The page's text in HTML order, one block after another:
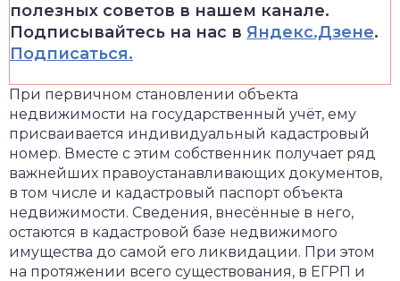
полезных советов в нашем канале.
Подписывайтесь на нас в Яндекс.Дзене.
Подписаться.
При первичном становлении объекта
недвижимости на государственный учёт, ему
присваивается индивидуальный кадастровый
номер. Вместе с этим собственник получает ряд
важнейших правоустанавливающих документов,
в том числе и кадастровый паспорт объекта
недвижимости. Сведения, внесённые в него,
остаются в кадастровой базе недвижимого
имущества до самой его ликвидации. При этом
на протяжении всего существования, в ЕГРП и